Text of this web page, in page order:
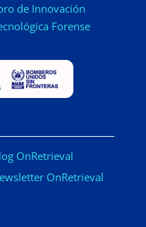
de Innovación
Forense
OnRetrieval
OnRetrieval